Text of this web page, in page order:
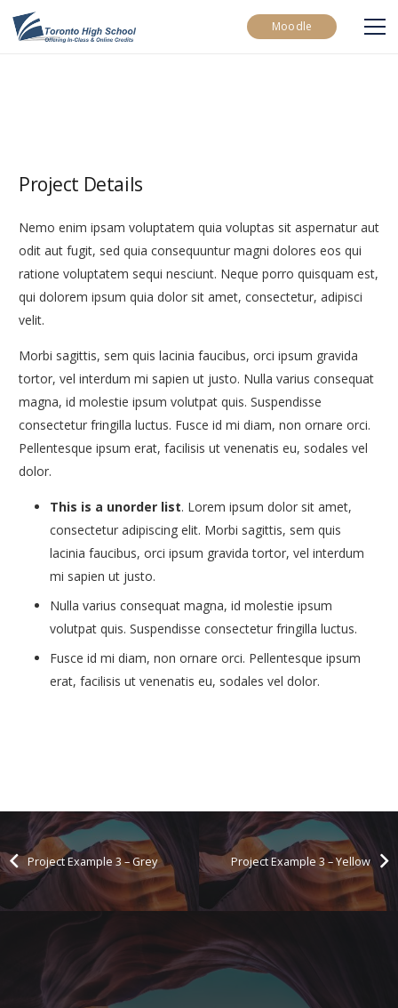
Moodle
Project Details
Nemo enim ipsam voluptatem quia voluptas sit aspernatur aut
odit aut fugit, sed quia consequuntur magni dolores eos qui
ratione voluptatem sequi nesciunt. Neque porro quisquam est,
qui dolorem ipsum quia dolor sit amet, consectetur, adipisci
velit.
Morbi sagittis, sem quis lacinia faucibus, orci ipsum gravida
tortor, vel interdum mi sapien ut justo. Nulla varius consequat
magna, id molestie ipsum volutpat quis. Suspendisse
consectetur fringilla luctus. Fusce id mi diam, non ornare orci.
Pellentesque ipsum erat, facilisis ut venenatis eu, sodales vel
dolor.
This is a unorder list. Lorem ipsum dolor sit amet,
consectetur adipiscing elit. Morbi sagittis, sem quis
lacinia faucibus, orci ipsum gravida tortor, vel interdum
mi sapien ut justo.
Nulla varius consequat magna, id molestie ipsum
volutpat quis. Suspendisse consectetur fringilla luctus.
Fusce id mi diam, non ornare orci. Pellentesque ipsum
erat, facilisis ut venenatis eu, sodales vel dolor.
Project Example 3 – Grey Project Example 3 – Yellow